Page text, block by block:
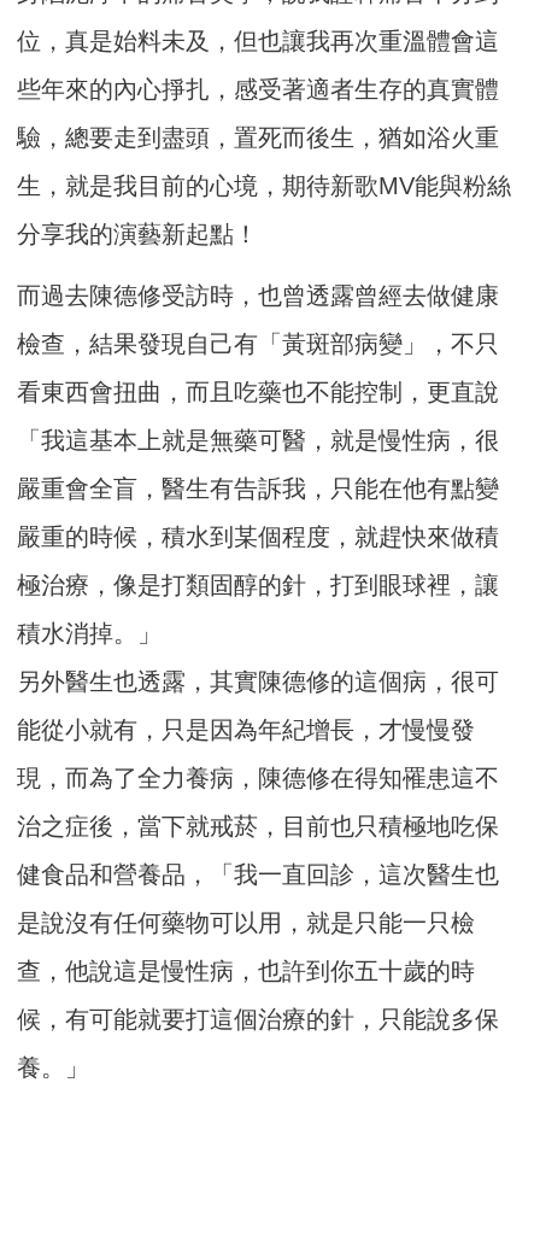
位，真是始料未及，但也讓我再次重溫體會這
些年來的內心掙扎，感受著適者生存的真實體
驗，總要走到盡頭，置死而後生，猶如浴火重
生，就是我目前的心境，期待新歌MV能與粉絲
分享我的演藝新起點！
而過去陳德修受訪時，也曾透露曾經去做健康
檢查，結果發現自己有「黃斑部病變」，不只
看東西會扭曲，而且吃藥也不能控制，更直說
「我這基本上就是無藥可醫，就是慢性病，很
嚴重會全盲，醫生有告訴我，只能在他有點變
嚴重的時候，積水到某個程度，就趕快來做積
極治療，像是打類固醇的針，打到眼球裡，讓
積水消掉。」
另外醫生也透露，其實陳德修的這個病，很可
能從小就有，只是因為年紀增長，才慢慢發
現，而為了全力養病，陳德修在得知罹患這不
治之症後，當下就戒菸，目前也只積極地吃保
健食品和營養品，「我一直回診，這次醫生也
是說沒有任何藥物可以用，就是只能一只檢
查，他說這是慢性病，也許到你五十歲的時
候，有可能就要打這個治療的針，只能說多保
養。」